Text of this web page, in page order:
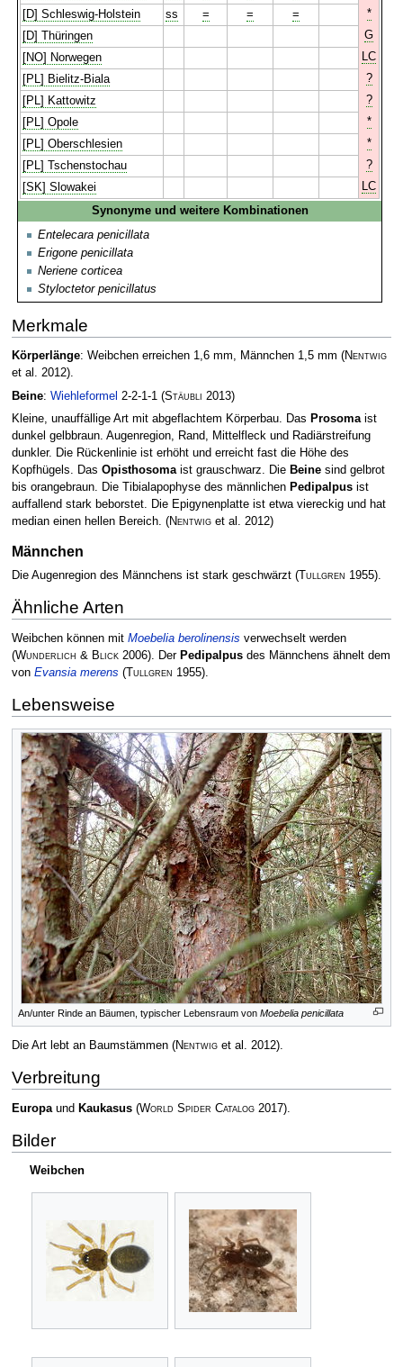
[D] Schleswig-Holstein
ss = = =
*
[D] Thüringen
G
[NO] Norwegen
LC
[PL] Bielitz-Biala
?
[PL] Kattowitz
?
[PL] Opole
*
[PL] Oberschlesien
*
[PL] Tschenstochau
?
[SK] Slowakei
LC
Synonyme und weitere Kombinationen
Entelecara penicillata
Erigone penicillata
Neriene corticea
Styloctetor penicillatus
Merkmale
Körperlänge: Weibchen erreichen 1,6 mm, Männchen 1,5 mm (Nentwig
et al. 2012).
Beine: Wiehleformel 2-2-1-1 (Stäubli 2013)
Kleine, unauffällige Art mit abgeflachtem Körperbau. Das Prosomaist
dunkel gelbbraun. Augenregion, Rand, Mittelfleck und Radiärstreifung
dunkler. Die Rückenlinie ist erhöht und erreicht fast die Höhe des
Kopfhügels. Das Opisthosomaist grauschwarz. Die Beinesind gelbrot
bis orangebraun. Die Tibialapophyse des männlichen Pedipalpusist
auffallend stark beborstet. Die Epigynenplatte ist etwa viereckig und hat
median einen hellen Bereich. (Nentwiget al. 2012)
Männchen
Die Augenregion des Männchens ist stark geschwärzt (Tullgren 1955).
Ähnliche Arten
Weibchen können mit Moebelia berolinensis verwechselt werden
(Wunderlich & Blick2006). Der Pedipalpusdes Männchens ähnelt dem
von Evansia merens (Tullgren 1955).
Lebensweise
An/unter Rinde an Bäumen, typischer Lebensraum von Moebelia penicillata
Die Art lebt an Baumstämmen (Nentwiget al. 2012).
Verbreitung
Europaund Kaukasus (World Spider Catalog2017).
Bilder
Weibchen